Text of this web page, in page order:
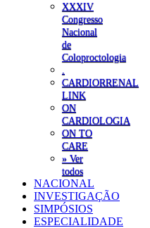
XXXIV
Congresso
Nacional
de
Coloproctologia
CARDIORRENAL
LINK
ON
CARDIOLOGIA
ON TO
CARE
» Ver
todos
NACIONAL
INVESTIGAÇÃO
SIMPÓSIOS
ESPECIALIDADE